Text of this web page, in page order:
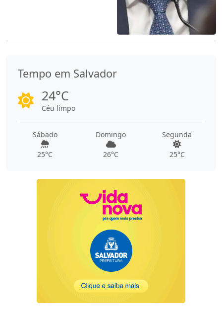
Tempo em Salvador
24°C
Céu limpo
Sábado
25°C
Domingo
26°C
Segunda
25°C